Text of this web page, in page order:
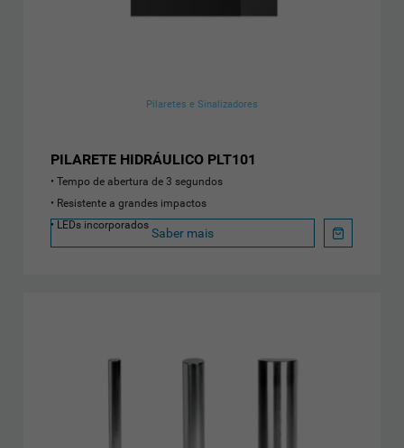
Pilaretes e Sinalizadores
PILARETE HIDRÁULICO PLT101
Tempo de abertura de 3 segundos
Resistente a grandes impactos
LEDs incorporados
Saber mais